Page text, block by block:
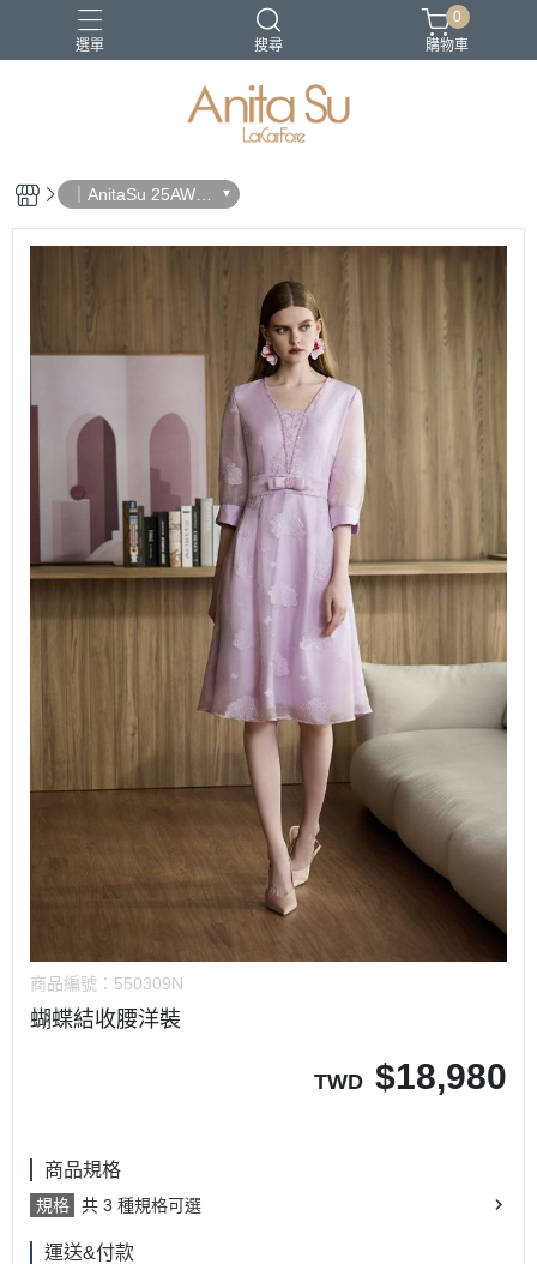
選單 搜尋
0
購物車
｜AnitaSu 25AW
秋冬新品｜
商品編號： 550309N
蝴蝶結收腰洋裝
TWD $18,980
商品規格
規格 共 3 種規格可選
運送&付款